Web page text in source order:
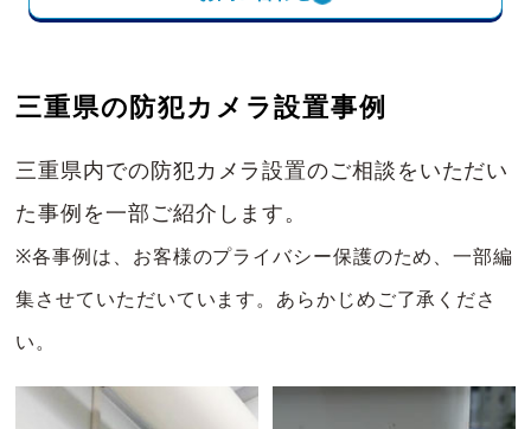
三重県の防犯カメラ設置事例
三重県内での防犯カメラ設置のご相談をいただい
た事例を一部ご紹介します。
※各事例は、お客様のプライバシー保護のため、一部編
集させていただいています。あらかじめご了承くださ
い。